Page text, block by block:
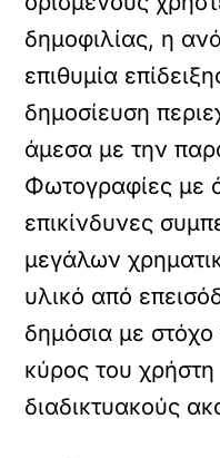
δημοφιλίας, η
επιθυμία
δημοσίευση
άμεσα με την
Φωτογραφίες με
επικίνδυνες
μεγάλων
υλικό από
δημόσια με
κύρος του
διαδικτυακούς